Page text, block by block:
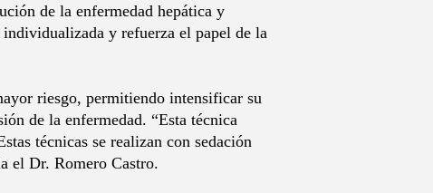
de la enfermedad hepática y
y refuerza el papel de la
riesgo, permitiendo intensificar su
de la enfermedad. “Esta técnica
técnicas se realizan con sedación
el Dr. Romero Castro.